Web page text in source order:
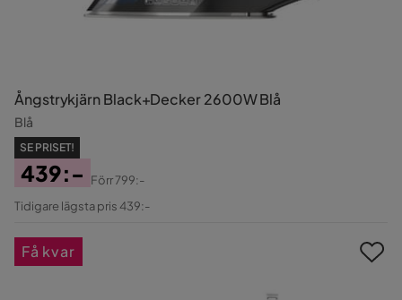
Ångstrykjärn Black+Decker 2600W Blå
Blå
SE PRISET!
Pris
439:-
Original
Förr799:-
Tidigare lägsta pris 439:-
Få kvar